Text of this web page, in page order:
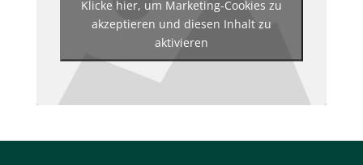
Klicke hier, um Marketing-Cookies zu
akzeptieren und diesen Inhalt zu
aktivieren